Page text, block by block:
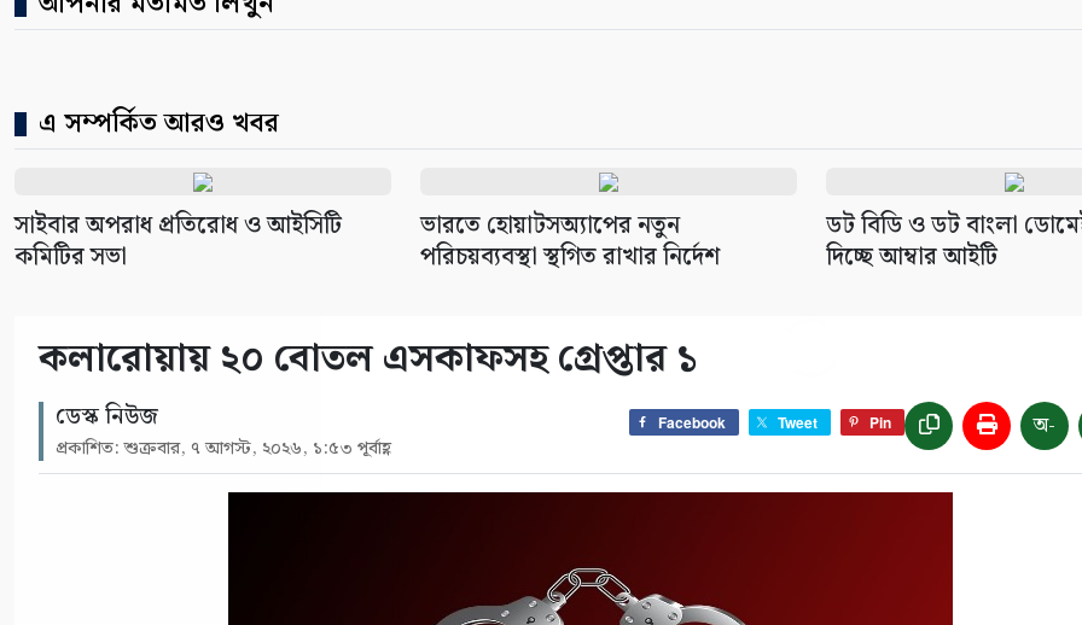
এ সম্পর্কিত আরও খবর
সাইবার অপরাধ প্রতিরোধ ও আইসিটি
কমিটির সভা
ভারতে হোয়াটসঅ্যাপের নতুন
পরিচয়ব্যবস্থা স্থগিত রাখার নির্দেশ
ডট বিডি ও ডট বাংলা
দিচ্ছে আম্বার আইটি
কলারোয়ায় ২০ বোতল এসকাফসহ গ্রেপ্তার ১
ডেস্ক নিউজ
প্রকাশিত: শুক্রবার, ৭ আগস্ট, ২০২৬, ১:৫৩ পূর্বাহ্ণ
Facebook Tweet Pin অ-